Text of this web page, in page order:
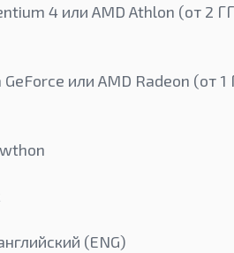
4 или AMD Athlon (от 2
или AMD Radeon (от 1
(ENG)